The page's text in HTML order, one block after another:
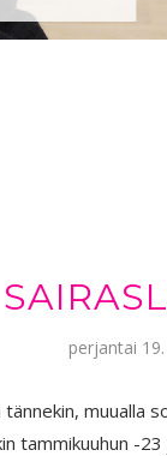
perjantai
muualla
tammikuuhun -